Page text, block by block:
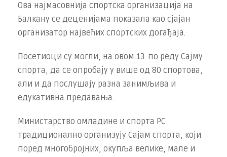
Ова најмасовнија спортска организација на
Балкану се деценијама показала као сјајан
организатор највећих спортских догађаја.
Посетиоци су могли, на овом 13. по реду Сајму
спорта, да се опробају у више од 80 спортова,
али и да послушају разна занимљива и
едукативна предавања.
Министарство омладине и спорта РС
традиционално организују Сајам спорта, који
поред многобројних, окупља велике, мале и